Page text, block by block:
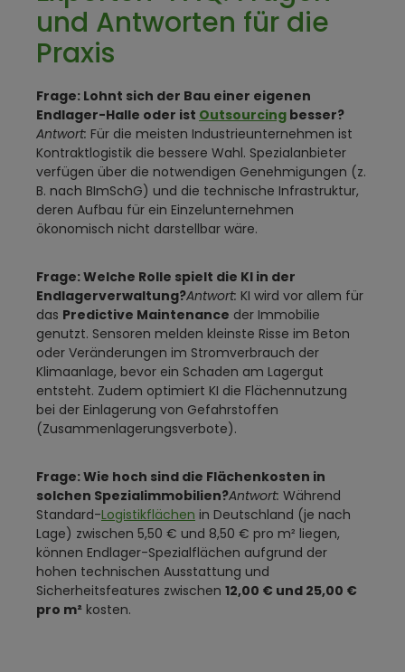
und Antworten für die
Praxis
Frage: Lohnt sich der Bau einer eigenen
Endlager-Halle oder ist Outsourcing besser?
Antwort: Für die meisten Industrieunternehmen ist
Kontraktlogistik die bessere Wahl. Spezialanbieter
verfügen über die notwendigen Genehmigungen (z.
B. nach BImSchG) und die technische Infrastruktur,
deren Aufbau für ein Einzelunternehmen
ökonomisch nicht darstellbar wäre.
Frage: Welche Rolle spielt die KI in der
Endlagerverwaltung?Antwort: KI wird vor allem für
das Predictive Maintenance der Immobilie
genutzt. Sensoren melden kleinste Risse im Beton
oder Veränderungen im Stromverbrauch der
Klimaanlage, bevor ein Schaden am Lagergut
entsteht. Zudem optimiert KI die Flächennutzung
bei der Einlagerung von Gefahrstoffen
(Zusammenlagerungsverbote).
Frage: Wie hoch sind die Flächenkosten in
solchen Spezialimmobilien?Antwort: Während
Standard-Logistikflächen in Deutschland (je nach
Lage) zwischen 5,50 € und 8,50 € pro m² liegen,
können Endlager-Spezialflächen aufgrund der
hohen technischen Ausstattung und
Sicherheitsfeatures zwischen 12,00 € und 25,00 €
pro m² kosten.